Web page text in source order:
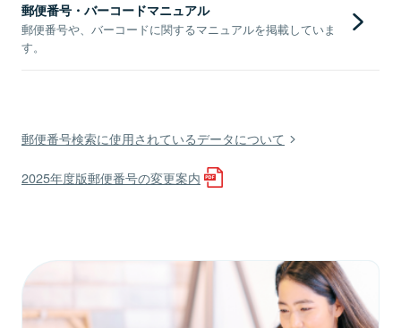
郵便番号・バーコードマニュアル
郵便番号や、バーコードに関するマニュアルを掲載していま
す。
郵便番号検索に使用されているデータについて
2025年度版郵便番号の変更案内